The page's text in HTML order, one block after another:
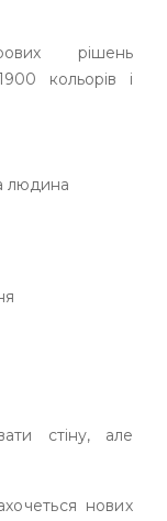
рішень
кольорів і
людина
стіну, але
нових